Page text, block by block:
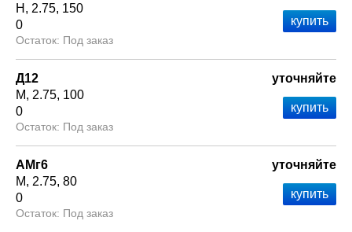
Н
2.75 150
0
Под заказ
Д12
М
2.75 100
0
Под заказ
уточняйте
АМг6
М
2.75 80
0
Под заказ
уточняйте